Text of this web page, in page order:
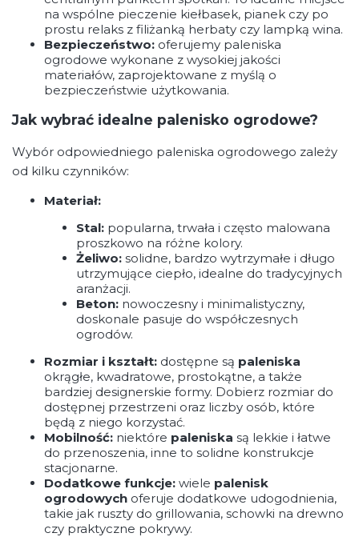
na wspólne pieczenie kiełbasek, pianek czy po
prostu relaks z filiżanką herbaty czy lampką wina.
Bezpieczeństwo: oferujemy paleniska
ogrodowe wykonane z wysokiej jakości
materiałów, zaprojektowane z myślą o
bezpieczeństwie użytkowania.
Jak wybrać idealne palenisko ogrodowe?
Wybór odpowiedniego paleniska ogrodowego zależy
od kilku czynników:
Materiał:
Stal: popularna, trwała i często malowana
proszkowo na różne kolory.
Żeliwo: solidne, bardzo wytrzymałe i długo
utrzymujące ciepło, idealne do tradycyjnych
aranżacji.
Beton: nowoczesny i minimalistyczny,
doskonale pasuje do współczesnych
ogrodów.
Rozmiar i kształt: dostępne są paleniska
okrągłe, kwadratowe, prostokątne, a także
bardziej designerskie formy. Dobierz rozmiar do
dostępnej przestrzeni oraz liczby osób, które
będą z niego korzystać.
Mobilność: niektóre paleniska są lekkie i łatwe
do przenoszenia, inne to solidne konstrukcje
stacjonarne.
Dodatkowe funkcje: wiele palenisk
ogrodowych oferuje dodatkowe udogodnienia,
takie jak ruszty do grillowania, schowki na drewno
czy praktyczne pokrywy.